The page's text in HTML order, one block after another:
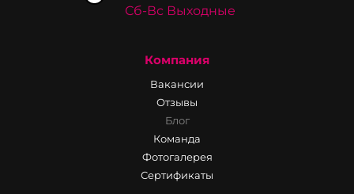
Сб-Вс Выходные
Компания
Вакансии
Отзывы
Блог
Команда
Фотогалерея
Сертификаты